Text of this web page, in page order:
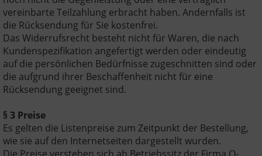
vereinbarte Teilzahlung erbracht haben. Andernfalls ist
die Rücksendung für Sie kostenfrei.
Das Widerrufsrecht besteht nicht für Waren, die nach
Kundenspezifikation angefertigt werden oder eindeutig
auf die persönlichen Bedürfnisse zugeschnitten sind oder
die aufgrund ihrer Beschaffenheit nicht für eine
Rücksendung geeignet sind.
§ 3 Preise
Es gelten die Listenpreise zum Zeitpunkt der Bestellung,
wie sie auf den Internetseiten dargestellt wurden.